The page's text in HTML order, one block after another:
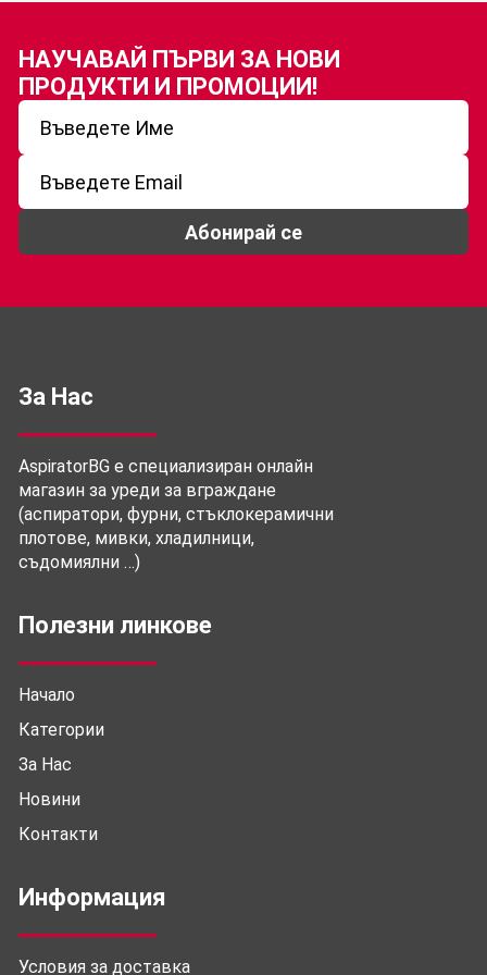
НАУЧАВАЙ ПЪРВИ ЗА НОВИ
ПРОДУКТИ И ПРОМОЦИИ!
Абонирай се
За Нас
AspiratorBG е специализиран онлайн
магазин за уреди за вграждане
(аспиратори, фурни, стъклокерамични
плотове, мивки, хладилници,
съдомиялни …)
Полезни линкове
Начало
Категории
За Нас
Новини
Контакти
Информация
Условия за доставка